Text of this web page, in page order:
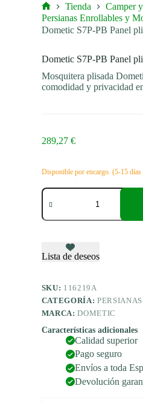
Inicio
Tienda Camper
Persianas Enrollables y
Dometic S7P-PB Panel
Dometic S7P-PB Panel
Mosquitera plisada
comodidad y privacidad
289,27 €
Disponible por encargo. (5-15 días
Dometic
S7P-
Panel
ventanas
tamaño
x
500
mm
cantidad
Lista de deseos
SKU: 116219A
CATEGORÍA:
MARCA:DOMETIC
Características adicionales
Calidad superior
Pago seguro
Envíos a toda
Devolución